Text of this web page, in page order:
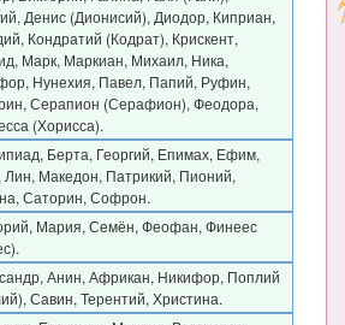
Денис (Дионисий), Диодор, Киприан,
Кондратий (Кодрат), Крискент,
Марк, Маркиан, Михаил, Ника,
Нунехия, Павел, Папий, Руфин,
Серапион (Серафион), Феодора,
(Хорисса).
Берта, Георгий, Епимах, Ефим,
Лин, Македон, Патрикий, Пионий,
Саторин, Софрон.
Мария, Семён, Феофан, Финеес
Анин, Африкан, Никифор, Поплий
Савин, Терентий, Христина.